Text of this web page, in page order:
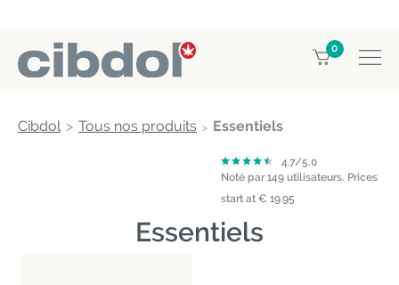
0
Cibdol Tous nos produits Essentiels
Essentiels
4.7/5.0
Noté par149 utilisateurs. Prices
start at € 19.95